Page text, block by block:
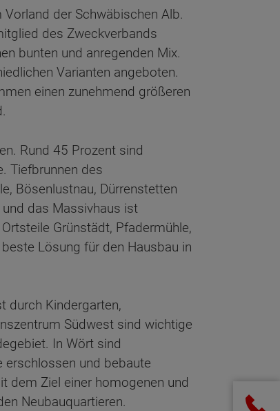
der Schwäbischen Alb.
des Zweckverbands
bunten und anregenden Mix.
Varianten angeboten.
einen zunehmend größeren
Rund 45 Prozent sind
Tiefbrunnen des
Bösenlustnau, Dürrenstetten
das Massivhaus ist
Grünstädt, Pfadermühle,
Lösung für den Hausbau in
durch Kindergarten,
Südwest sind wichtige
In Wört sind
erschlossen und bebaute
dem Ziel einer homogenen und
Neubauquartieren.